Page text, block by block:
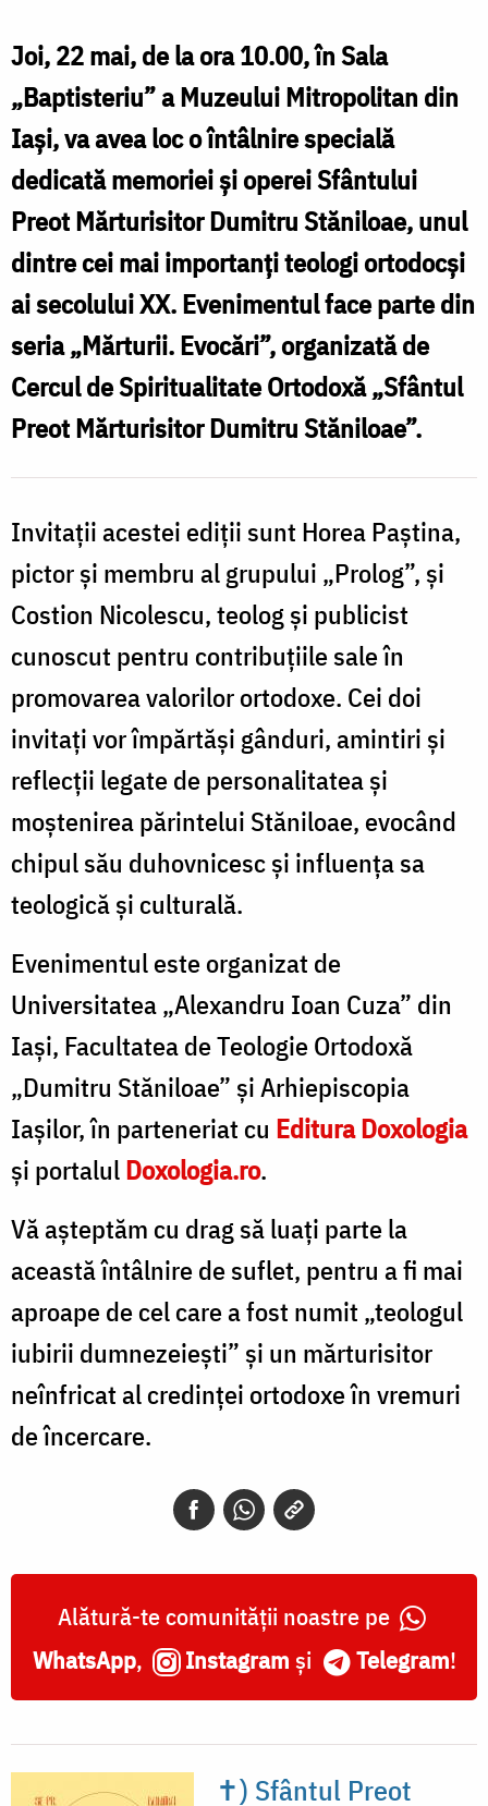
Preot
Mărturisitor
Dumitru
Stăniloae”
comemorativ
organizat
la
Iași
Joi, 22 mai, de la ora 10.00, în Sala
„Baptisteriu” a Muzeului Mitropolitan din
Iași, va avea loc o întâlnire specială
dedicată memoriei și operei Sfântului
Preot Mărturisitor Dumitru Stăniloae, unul
dintre cei mai importanți teologi ortodocși
ai secolului XX. Evenimentul face parte din
seria „Mărturii. Evocări”, organizată de
Cercul de Spiritualitate Ortodoxă „Sfântul
Preot Mărturisitor Dumitru Stăniloae”.
Invitații acestei ediții sunt Horea Paștina,
pictor și membru al grupului „Prolog”, și
Costion Nicolescu, teolog și publicist
cunoscut pentru contribuțiile sale în
promovarea valorilor ortodoxe. Cei doi
invitați vor împărtăși gânduri, amintiri și
reflecții legate de personalitatea și
moștenirea părintelui Stăniloae, evocând
chipul său duhovnicesc și influența sa
teologică și culturală.
Evenimentul este organizat de
Universitatea „Alexandru Ioan Cuza” din
Iași, Facultatea de Teologie Ortodoxă
„Dumitru Stăniloae” și Arhiepiscopia
Iașilor, în parteneriat cu Editura Doxologia
și portalulDoxologia.ro.
Vă așteptăm cu drag să luați parte la
această întâlnire de suflet, pentru a fi mai
aproape de cel care a fost numit „teologul
iubirii dumnezeiești” și un mărturisitor
neînfricat al credinței ortodoxe în vremuri
de încercare.
Alătură-te comunității noastre pe
WhatsApp, Instagram și Telegram!
✝) Sfântul Preot